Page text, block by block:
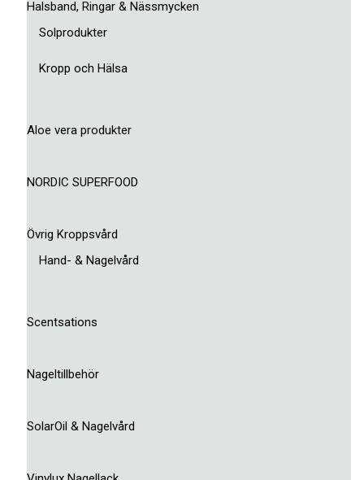
Halsband, Ringar & Nässmycken
Solprodukter
Kropp och Hälsa
Aloe vera produkter
NORDIC SUPERFOOD
Övrig Kroppsvård
Hand- & Nagelvård
Scentsations
Nageltillbehör
SolarOil & Nagelvård